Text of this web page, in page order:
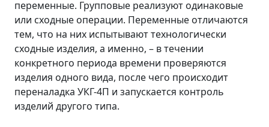
переменные. Групповые реализуют одинаковые
или сходные операции. Переменные отличаются
тем, что на них испытывают технологически
сходные изделия, а именно, – в течении
конкретного периода времени проверяются
изделия одного вида, после чего происходит
переналадка УКГ-4П и запускается контроль
изделий другого типа.